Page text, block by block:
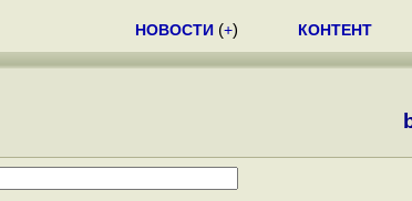
НОВОСТИ (+) КОНТЕНТ